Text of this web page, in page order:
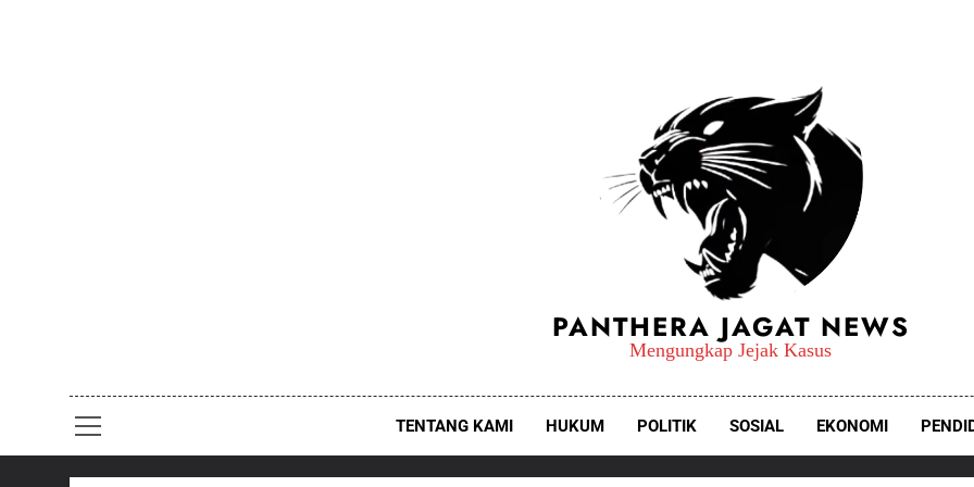
PANTHERA JAGAT NEWS
Mengungkap Jejak Kasus
TENTANG KAMI HUKUM POLITIK SOSIAL EKONOMI